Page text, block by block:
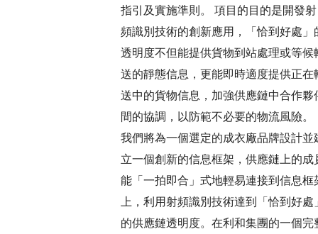
指引及實施準則。 項目的目的是開發射
頻識別技術的創新應用，「恰到好處」
透明度不但能提供貨物到站處理或等候
送的靜態信息，更能即時適度提供正在
送中的貨物信息，加強供應鏈中合作夥
間的協調，以防範不必要的物流風險。
我們將為一個選定的成衣廠品牌設計並
立一個創新的信息框架，供應鏈上的成
能「一拍即合」式地輕易連接到信息框
上，利用射頻識別技術達到「恰到好處
的供應鏈透明度。在利和集團的一個完